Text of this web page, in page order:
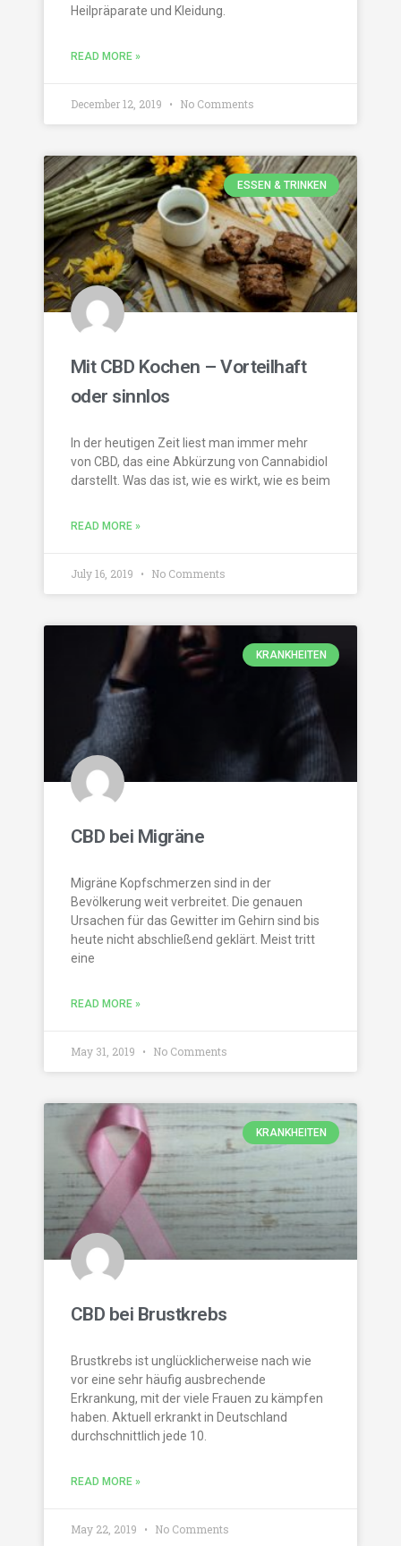
Heilpräparate und Kleidung.
READ MORE »
December 12, 2019 No Comments
ESSEN & TRINKEN
Mit CBD Kochen – Vorteilhaft
oder sinnlos
In der heutigen Zeit liest man immer mehr
von CBD, das eine Abkürzung von Cannabidiol
darstellt. Was das ist, wie es wirkt, wie es beim
READ MORE »
July 16, 2019 No Comments
KRANKHEITEN
CBD bei Migräne
Migräne Kopfschmerzen sind in der
Bevölkerung weit verbreitet. Die genauen
Ursachen für das Gewitter im Gehirn sind bis
heute nicht abschließend geklärt. Meist tritt
eine
READ MORE »
May 31, 2019 No Comments
KRANKHEITEN
CBD bei Brustkrebs
Brustkrebs ist unglücklicherweise nach wie
vor eine sehr häufig ausbrechende
Erkrankung, mit der viele Frauen zu kämpfen
haben. Aktuell erkrankt in Deutschland
durchschnittlich jede 10.
READ MORE »
May 22, 2019 No Comments